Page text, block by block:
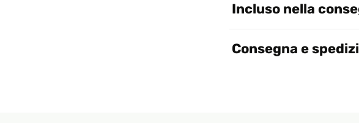
Incluso nella
Consegna e